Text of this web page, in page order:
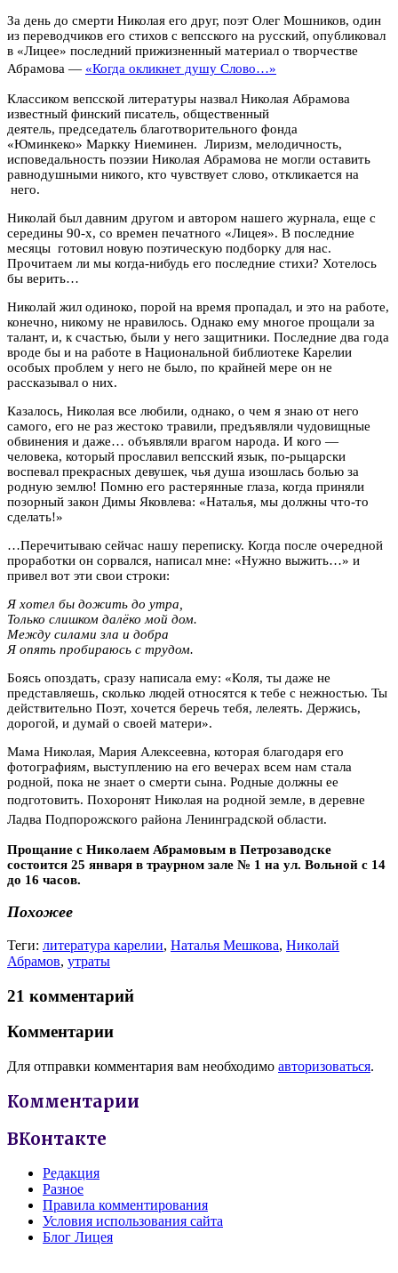
За день до смерти Николая его друг, поэт Олег Мошников, один
из переводчиков его стихов с вепсского на русский, опубликовал
в «Лицее» последний прижизненный материал о творчестве
Абрамова — «Когда окликнет душу Слово…»
Классиком вепсской литературы назвал Николая Абрамова
известный финский писатель, общественный
деятель, председатель благотворительного фонда
«Юминкеко» Маркку Ниеминен. Лиризм, мелодичность,
исповедальность поэзии Николая Абрамова не могли оставить
равнодушными никого, кто чувствует слово, откликается на
него.
Николай был давним другом и автором нашего журнала, еще с
середины 90-х, со времен печатного «Лицея». В последние
месяцы готовил новую поэтическую подборку для нас.
Прочитаем ли мы когда-нибудь его последние стихи? Хотелось
бы верить…
Николай жил одиноко, порой на время пропадал, и это на работе,
конечно, никому не нравилось. Однако ему многое прощали за
талант, и, к счастью, были у него защитники. Последние два года
вроде бы и на работе в Национальной библиотеке Карелии
особых проблем у него не было, по крайней мере он не
рассказывал о них.
Казалось, Николая все любили, однако, о чем я знаю от него
самого, его не раз жестоко травили, предъявляли чудовищные
обвинения и даже… объявляли врагом народа. И кого —
человека, который прославил вепсский язык, по-рыцарски
воспевал прекрасных девушек, чья душа изошлась болью за
родную землю! Помню его растерянные глаза, когда приняли
позорный закон Димы Яковлева: «Наталья, мы должны что-то
сделать!»
…Перечитываю сейчас нашу переписку. Когда после очередной
проработки он сорвался, написал мне: «Нужно выжить…» и
привел вот эти свои строки:
Я хотел бы дожить до утра,
Только слишком далёко мой дом.
Между силами зла и добра
Я опять пробираюсь с трудом.
Боясь опоздать, сразу написала ему: «Коля, ты даже не
представляешь, сколько людей относятся к тебе с нежностью. Ты
действительно Поэт, хочется беречь тебя, лелеять. Держись,
дорогой, и думай о своей матери».
Мама Николая, Мария Алексеевна, которая благодаря его
фотографиям, выступлению на его вечерах всем нам стала
родной, пока не знает о смерти сына. Родные должны ее
подготовить. Похоронят Николая на родной земле, в деревне
Ладва Подпорожского района Ленинградской области.
Прощание с Николаем Абрамовым в Петрозаводске
состоится 25 января в траурном зале № 1 на ул. Вольной с 14
до 16 часов.
Похожее
Теги: литература карелии, Наталья Мешкова, Николай
Абрамов, утраты
21 комментарий
Комментарии
Для отправки комментария вам необходимо авторизоваться.
Комментарии
ВКонтакте
Редакция
Разное
Правила комментирования
Условия использования сайта
Блог Лицея